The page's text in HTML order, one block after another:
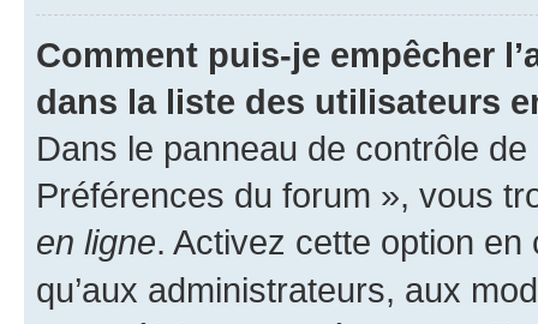
Comment puis-je empêcher
dans la liste des utilisateurs
Dans le panneau de contrôle
Préférences du forum », vous
en ligne. Activez cette option
qu’aux administrateurs, aux